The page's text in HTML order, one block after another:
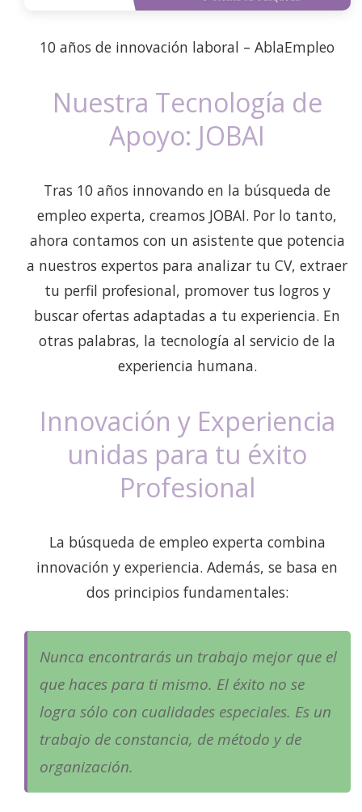
10 años de innovación laboral – AblaEmpleo
Nuestra Tecnología de
Apoyo: JOBAI
Tras 10 años innovando en la búsqueda de
empleo experta, creamos JOBAI. Por lo tanto,
ahora contamos con un asistente que potencia
a nuestros expertos para analizar tu CV, extraer
tu perfil profesional, promover tus logros y
buscar ofertas adaptadas a tu experiencia. En
otras palabras, la tecnología al servicio de la
experiencia humana.
Innovación y Experiencia
unidas para tu éxito
Profesional
La búsqueda de empleo experta combina
innovación y experiencia. Además, se basa en
dos principios fundamentales:
Nunca encontrarás un trabajo mejor que el
que haces para ti mismo. El éxito no se
logra sólo con cualidades especiales. Es un
trabajo de constancia, de método y de
organización.